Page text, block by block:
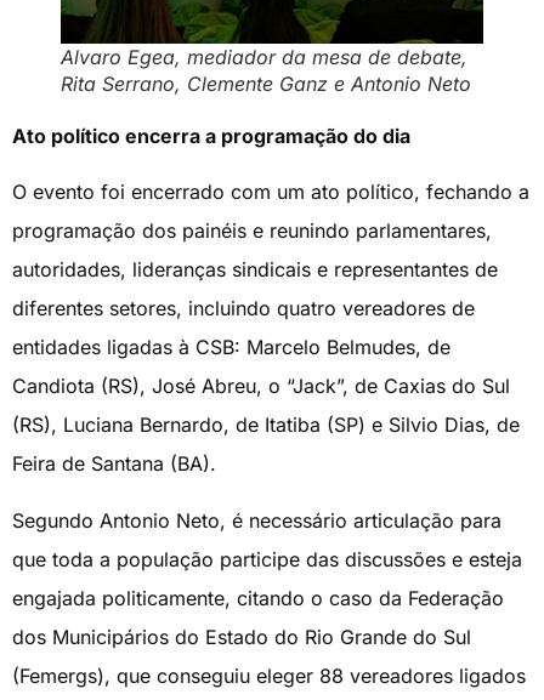
Alvaro Egea, mediador da mesa de debate,
Rita Serrano, Clemente Ganz e Antonio Neto
Ato político encerra a programação do dia
O evento foi encerrado com um ato político, fechando a
programação dos painéis e reunindo parlamentares,
autoridades, lideranças sindicais e representantes de
diferentes setores, incluindo quatro vereadores de
entidades ligadas à CSB: Marcelo Belmudes, de
Candiota (RS), José Abreu, o “Jack”, de Caxias do Sul
(RS), Luciana Bernardo, de Itatiba (SP) e Silvio Dias, de
Feira de Santana (BA).
Segundo Antonio Neto, é necessário articulação para
que toda a população participe das discussões e esteja
engajada politicamente, citando o caso da Federação
dos Municipários do Estado do Rio Grande do Sul
(Femergs), que conseguiu eleger 88 vereadores ligados